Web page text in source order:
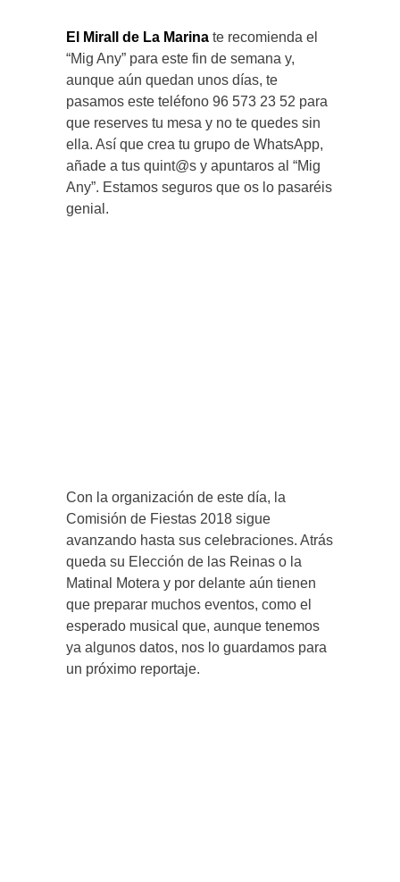
El Mirall de La Marina te recomienda el
“Mig Any” para este fin de semana y,
aunque aún quedan unos días, te
pasamos este teléfono 96 573 23 52 para
que reserves tu mesa y no te quedes sin
ella. Así que crea tu grupo de WhatsApp,
añade a tus quint@s y apuntaros al “Mig
Any”. Estamos seguros que os lo pasaréis
genial.
Con la organización de este día, la
Comisión de Fiestas 2018 sigue
avanzando hasta sus celebraciones. Atrás
queda su Elección de las Reinas o la
Matinal Motera y por delante aún tienen
que preparar muchos eventos, como el
esperado musical que, aunque tenemos
ya algunos datos, nos lo guardamos para
un próximo reportaje.